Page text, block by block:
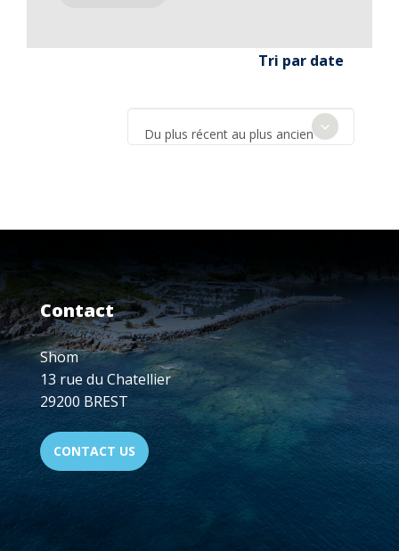
Tri par date
Du plus récent au plus ancien
Contact
Shom
13 rue du Chatellier
29200 BREST
CONTACT US